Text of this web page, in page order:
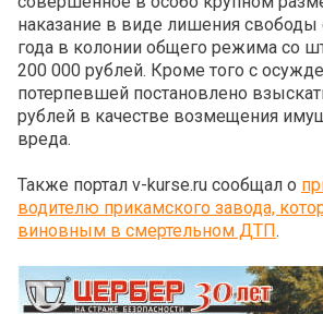
наказание в виде лишения свободы
года в колонии общего режима со
200 000 рублей. Кроме того с
потерпевшей постановлено
рублей в качестве возмещения
вреда.
Также портал v-kurse.ru сообщал о
водителю прикамского завода,
виновным в смертельном ДТП.